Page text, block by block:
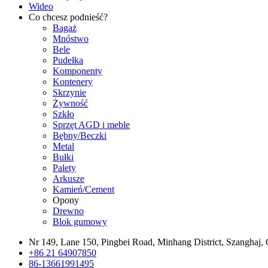
Wideo
Co chcesz podnieść?
Bagaż
Mnóstwo
Bele
Pudełka
Komponenty
Kontenery
Skrzynie
Żywność
Szkło
Sprzęt AGD i meble
Bębny/Beczki
Metal
Bułki
Palety
Arkusze
Kamień/Cement
Opony
Drewno
Blok gumowy
Nr 149, Lane 150, Pingbei Road, Minhang District, Szanghaj,
+86 21 64907850
86-13661991495